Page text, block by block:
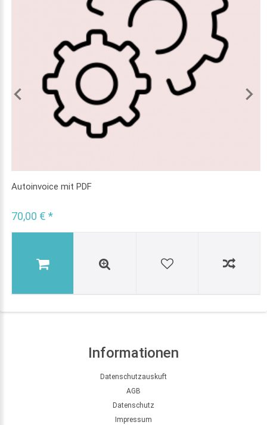
Autoinvoice mit PDF
70,00 € *
Informationen
Datenschutzauskuft
AGB
Datenschutz
Impressum